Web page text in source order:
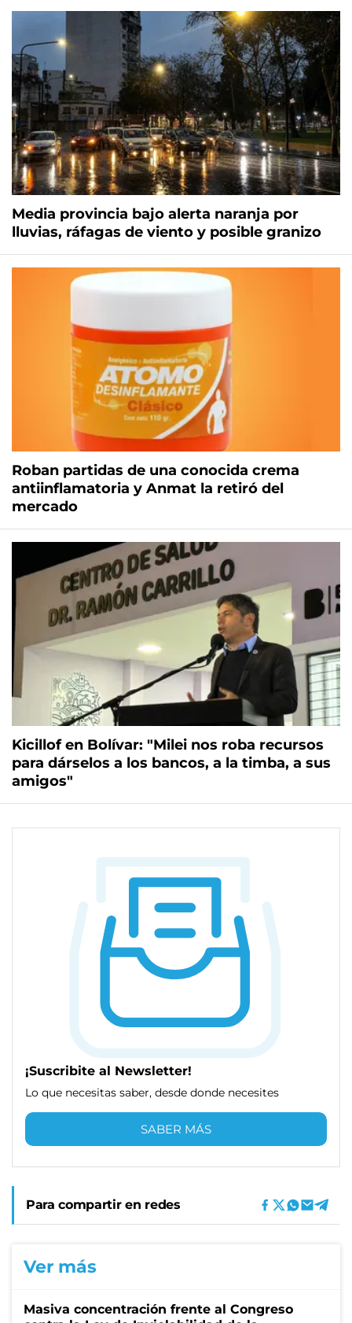
Media provincia bajo alerta naranja por
lluvias, ráfagas de viento y posible granizo
Roban partidas de una conocida crema
antiinflamatoria y Anmat la retiró del
mercado
Kicillof en Bolívar: "Milei nos roba recursos
para dárselos a los bancos, a la timba, a sus
amigos"
¡Suscribite al Newsletter!
Lo que necesitas saber, desde donde necesites
SABER MÁS
Para compartir en redes
Ver más
Masiva concentración frente al Congreso